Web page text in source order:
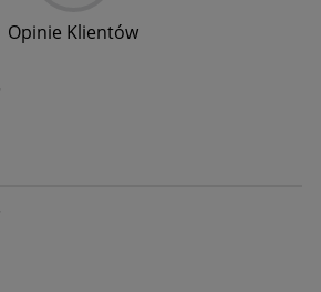
Opinie Klientów